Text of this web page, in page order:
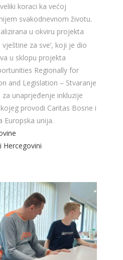
koraci ka većoj
svakodnevnom životu.
u okviru projekta
za sve’, koji je dio
u sklopu projekta
Regionally for
and Legislation – Stvaranje
unaprjeđenje inkluzije
provodi Caritas Bosne i
Europska unija.
Hercegovini